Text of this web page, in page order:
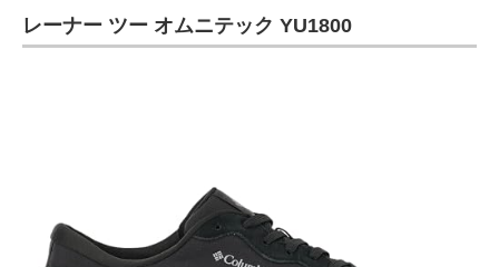
レーナー ツー オムニテック YU1800